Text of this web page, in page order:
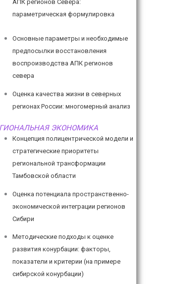
АПК регионов Севера:
параметрическая формулировка
Основные параметры и необходимые
предпосылки восстановления
воспроизводства АПК регионов
севера
Оценка качества жизни в северных
регионах России: многомерный анализ
ЭКОНОМИКА
Концепция полицентрической модели и
стратегические приоритеты
региональной трансформации
Тамбовской области
Оценка потенциала пространственно-
экономической интеграции регионов
Сибири
Методические подходы к оценке
развития конурбации: факторы,
показатели и критерии (на примере
сибирской конурбации)